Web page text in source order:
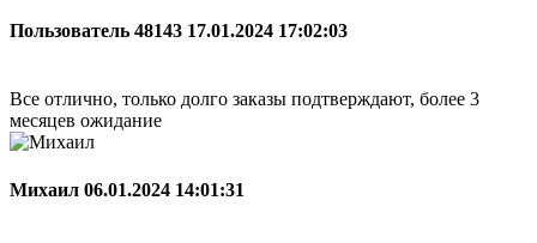
Пользователь 48143 17.01.2024 17:02:03
Все отлично, только долго заказы подтверждают, более 3
месяцев ожидание
Михаил 06.01.2024 14:01:31